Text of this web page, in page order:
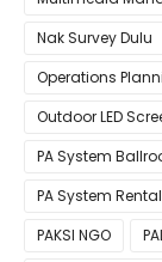
Nak Survey Dulu
Operations
Outdoor LED
PA System
PA System
PAKSI NGO